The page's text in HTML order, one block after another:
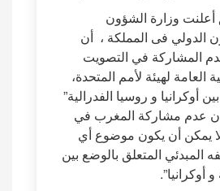
وزارة الشؤون
الدولي فى المملكة ، أن
المشاركة في التصويت
العامة لهيئة لأمم المتحدة،
و روسيا الفدرالية”
أن عدم مشاركة المغرب في
يمكن أن يكون موضوع أي
المبدئي المتعلق بالوضع بين
أوكرانيا”.